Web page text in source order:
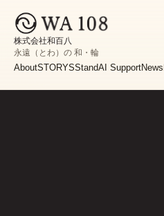
株式会社和百八
永遠（とわ）の 和・輪
AboutSTORYSStandAI SupportNews